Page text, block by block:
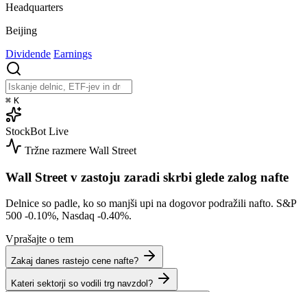
Headquarters
Beijing
Dividende Earnings
⌘ K
StockBot Live
Tržne razmere Wall Street
Wall Street v zastoju zaradi skrbi glede zalog nafte
Delnice so padle, ko so manjši upi na dogovor podražili nafto. S&P
500 -0.10%, Nasdaq -0.40%.
Vprašajte o tem
Zakaj danes rastejo cene nafte?
Kateri sektorji so vodili trg navzdol?